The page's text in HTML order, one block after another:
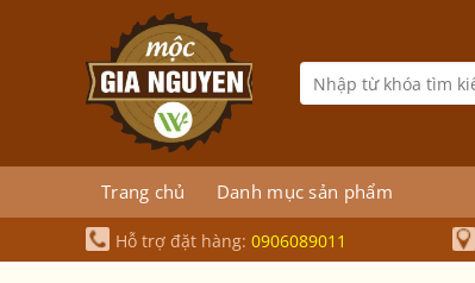
Tìm
kiếm:
Trang chủ Danh mục sản phẩm
Hỗ trợ đặt hàng: 0906089011